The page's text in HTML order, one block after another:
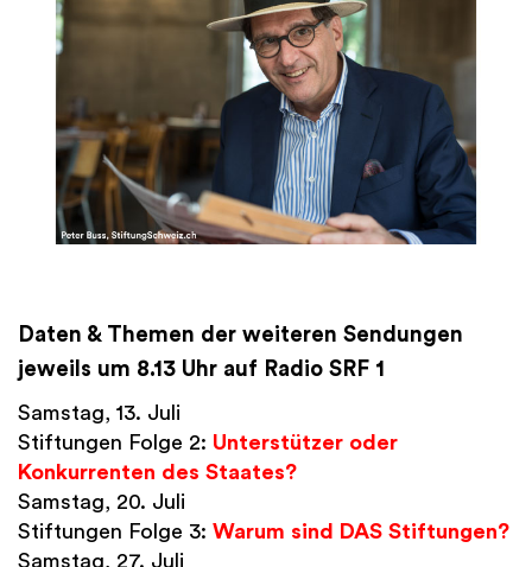
Daten & Themen der weiteren Sendungen
jeweils um 8.13 Uhr auf Radio SRF 1
Samstag, 13. Juli
Stiftungen Folge 2: Unterstützer oder
Konkurrenten des Staates?
Samstag, 20. Juli
Stiftungen Folge 3: Warum sind DAS Stiftungen?
Samstag, 27. Juli